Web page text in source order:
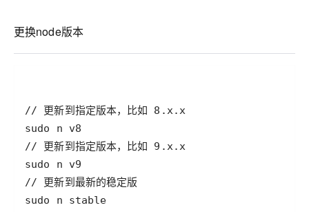
更换node版本
// 更新到指定版本，比如 8.x.x
// 更新到指定版本，比如 9.x.x